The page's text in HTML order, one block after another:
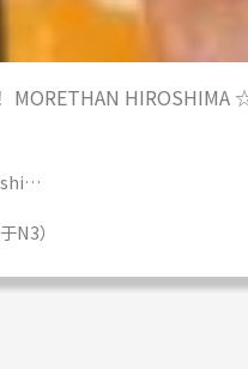
MORETHAN
県
N3）